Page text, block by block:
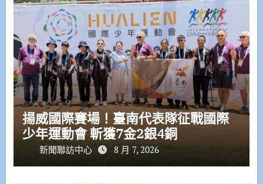
揚威國際賽場！臺南代表隊征戰國際
少年運動會 斬獲7金2銀4銅
新聞聯訪中心 8 月 7, 2026